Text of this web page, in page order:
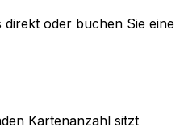
oder buchen Sie eine
Kartenanzahl sitzt